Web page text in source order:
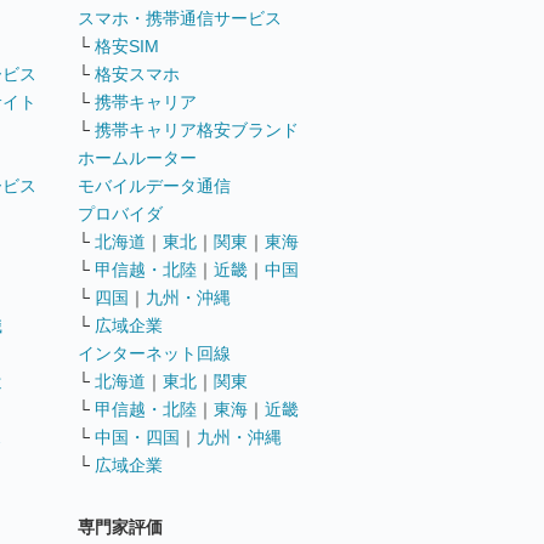
ス
ト
ス
スマホ・携帯通信サービス
└ 格安SIM
└ 格安スマホ
└ 携帯キャリア
└ 携帯キャリア格安ブランド
ホームルーター
モバイルデータ通信
プロバイダ
└ 北海道 ｜ 東北 ｜ 関東 ｜ 東海
└ 甲信越・北陸 ｜ 近畿 ｜ 中国
└ 四国 ｜ 九州・沖縄
└ 広域企業
インターネット回線
└ 北海道 ｜ 東北 ｜ 関東
└ 甲信越・北陸 ｜ 東海 ｜ 近畿
└ 中国・四国 ｜ 九州・沖縄
└ 広域企業
専門家評価